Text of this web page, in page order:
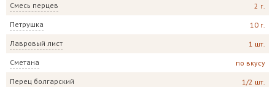
Смесь перцев 2 г.
Петрушка 10 г.
Лавровый лист 1 шт.
Сметана по вкусу
Перец болгарский 1/2 шт.